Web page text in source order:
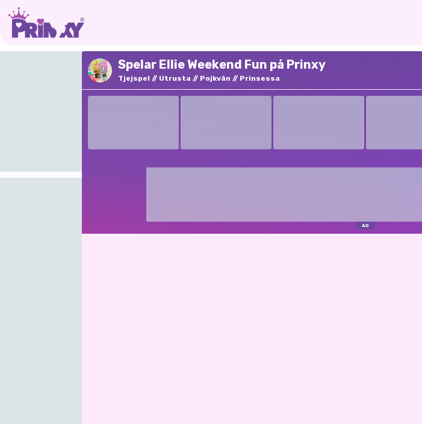
Spelar Ellie Weekend Fun på Prinxy
Tjejspel Utrusta Pojkvän Prinsessa